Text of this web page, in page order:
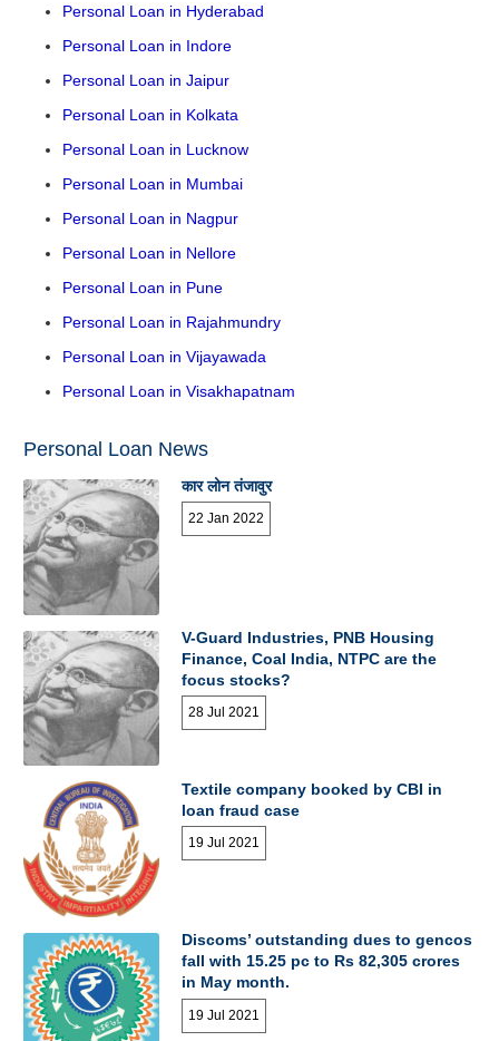
Personal Loan in Hyderabad
Personal Loan in Indore
Personal Loan in Jaipur
Personal Loan in Kolkata
Personal Loan in Lucknow
Personal Loan in Mumbai
Personal Loan in Nagpur
Personal Loan in Nellore
Personal Loan in Pune
Personal Loan in Rajahmundry
Personal Loan in Vijayawada
Personal Loan in Visakhapatnam
Personal Loan News
कार लोन तंजावुर
22 Jan 2022
V-Guard Industries, PNB Housing
Finance, Coal India, NTPC are the
focus stocks?
28 Jul 2021
Textile company booked by CBI in
loan fraud case
19 Jul 2021
Discoms’ outstanding dues to gencos
fall with 15.25 pc to Rs 82,305 crores
in May month.
19 Jul 2021